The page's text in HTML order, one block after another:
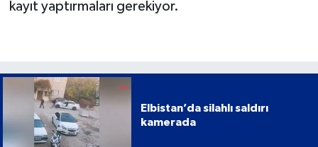
kayıt yaptırmaları gerekiyor.
Elbistan’da silahlı saldırı
kamerada